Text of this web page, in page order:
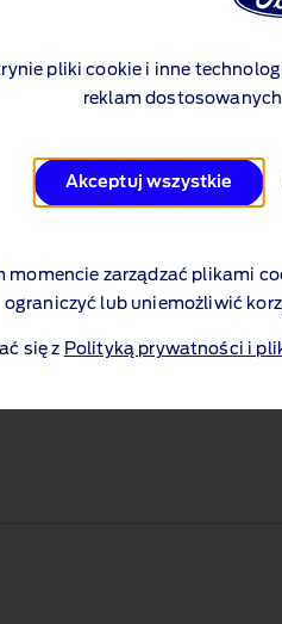
od
pliki cookie i inne
reklam
Akceptuj wszystkie
momencie zarządzać plikami
ograniczyć lub uniemożliwić
się z Polityką prywatności i